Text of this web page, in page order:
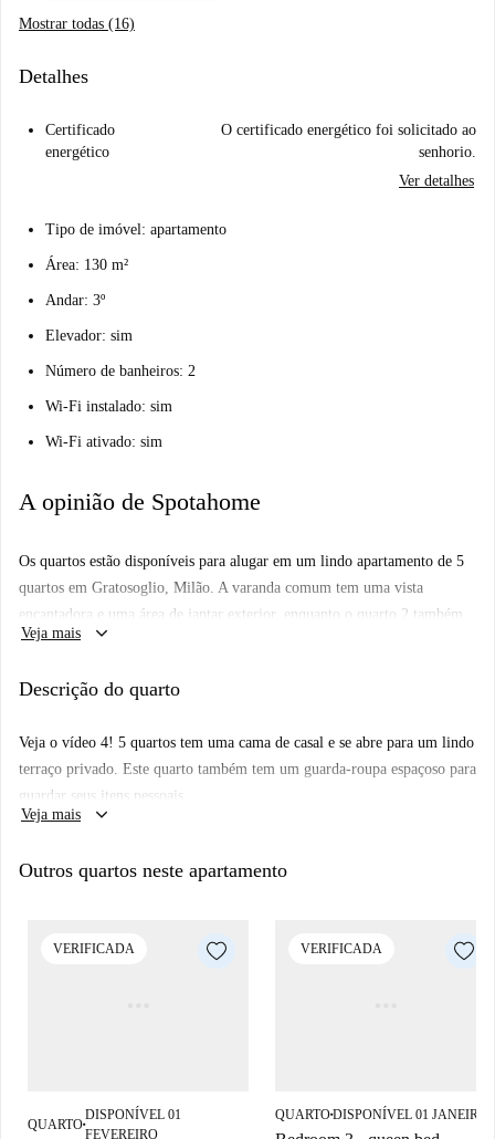
Mostrar todas (16)
Detalhes
Certificado
energético
O certificado energético foi solicitado ao
senhorio.
Ver detalhes
Tipo de imóvel: apartamento
Área: 130 m²
Andar: 3º
Elevador: sim
Número de banheiros: 2
Wi-Fi instalado: sim
Wi-Fi ativado: sim
A opinião de Spotahome
Os quartos estão disponíveis para alugar em um lindo apartamento de 5
quartos em Gratosoglio, Milão. A varanda comum tem uma vista
encantadora e uma área de jantar exterior, enquanto o quarto 2 também
tem a sua própria varanda privada (grande).
como o Rio Lambro Meridionale. Você também estará perto de vários
Veja mais keyboard_arrow_down
Descrição do quarto
Veja o vídeo 4! 5 quartos tem uma cama de casal e se abre para um lindo
terraço privado. Este quarto também tem um guarda-roupa espaçoso para
guardar seus itens pessoais.
Veja mais
keyboard_arrow_down
Outros quartos neste apartamento
VERIFICADA
QUARTO■
DISPONÍVEL 01
FEVEREIRO
VERIFICADA
QUARTO■DISPONÍVEL 01 JANEIRO